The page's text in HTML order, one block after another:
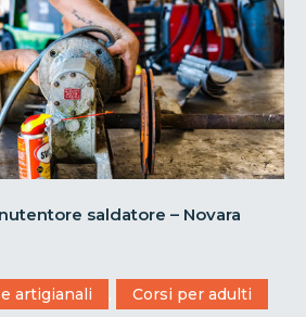
saldatore – Novara
artigianali , Corsi per adulti